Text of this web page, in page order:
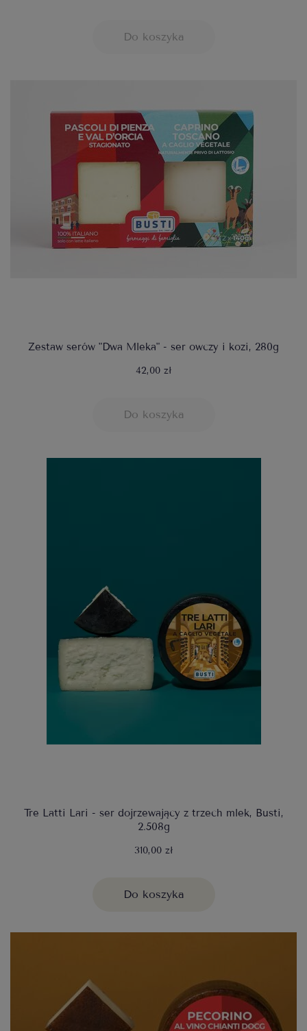
Do koszyka
Zestaw serów "Dwa Mleka" - ser owczy i kozi, 280g
42,00 zł
Do koszyka
Tre Latti Lari - ser dojrzewający z trzech mlek, Busti,
2.508g
310,00 zł
Do koszyka